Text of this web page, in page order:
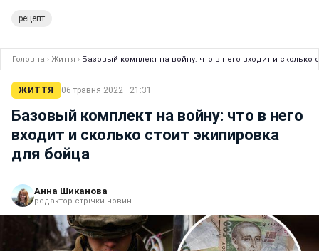
рецепт
Головна › Життя › Базовый комплект на войну: что в него входит и сколько
ЖИТТЯ 06 травня 2022 · 21:31
Базовый комплект на войну: что в него
входит и сколько стоит экипировка
для бойца
Анна Шиканова
редактор стрічки новин